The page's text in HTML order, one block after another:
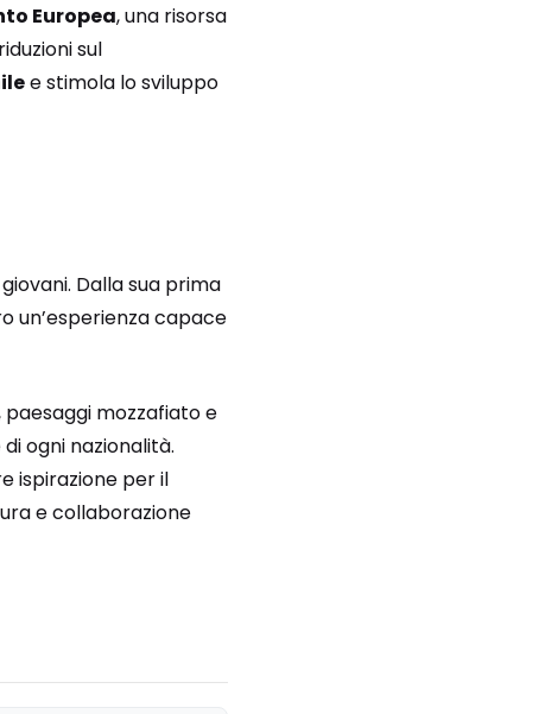
Europea, una risorsa
sul
e stimola lo sviluppo
Dalla sua prima
un’esperienza capace
mozzafiato e
ogni nazionalità.
ispirazione per il
e collaborazione